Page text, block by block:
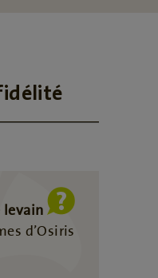
levain
d’Osiris